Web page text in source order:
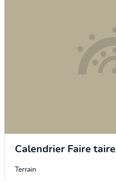
Calendrier Faire taire
Terrain